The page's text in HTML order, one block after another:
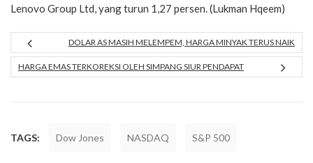
Lenovo Group Ltd, yang turun 1,27 persen. (Lukman Hqeem)
DOLAR AS MASIH MELEMPEM, HARGA MINYAK TERUS NAIK
HARGA EMAS TERKOREKSI OLEH SIMPANG SIUR PENDAPAT
TAGS: Dow Jones NASDAQ S&P 500